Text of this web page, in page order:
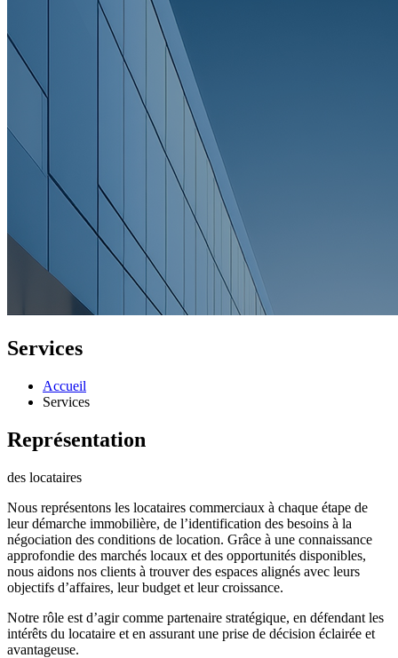
Services
Accueil
Services
Représentation
des locataires
Nous représentons les locataires commerciaux à chaque étape de
leur démarche immobilière, de l’identification des besoins à la
négociation des conditions de location. Grâce à une connaissance
approfondie des marchés locaux et des opportunités disponibles,
nous aidons nos clients à trouver des espaces alignés avec leurs
objectifs d’affaires, leur budget et leur croissance.
Notre rôle est d’agir comme partenaire stratégique, en défendant les
intérêts du locataire et en assurant une prise de décision éclairée et
avantageuse.